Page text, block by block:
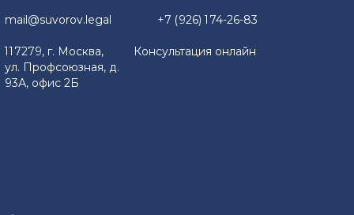
mail@suvorov.legal
117279, г. Москва,
ул. Профсоюзная, д.
93А, офис 2Б
+7 (926) 174-26-83
Консультация онлайн